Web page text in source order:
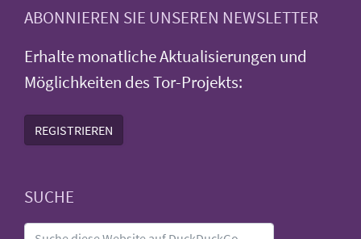
ABONNIEREN SIE UNSEREN NEWSLETTER
Erhalte monatliche Aktualisierungen und
Möglichkeiten des Tor-Projekts:
REGISTRIEREN
SUCHE